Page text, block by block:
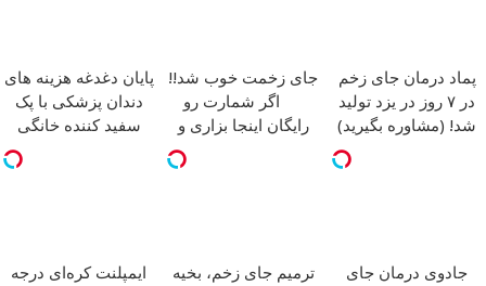
پماد درمان جای زخم
در ۷ روز در یزد تولید
شد! (مشاوره بگیرید)
جای زخمت خوب شد!!
اگر شمارت رو
رایگان اینجا بزاری و
پایان دغدغه هزینه های
دندان پزشکی با پک
سفید کننده خانگی
جادوی درمان جای
ترمیم جای زخم، بخیه
ایمپلنت کره‌ای درجه